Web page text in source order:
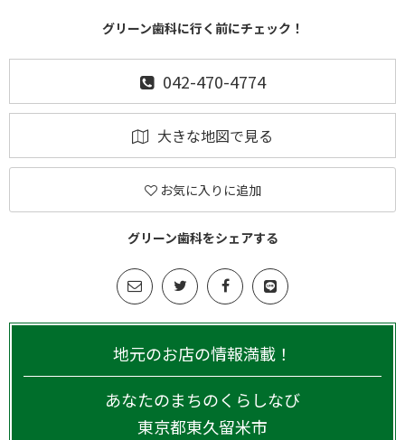
グリーン歯科に行く前にチェック！
042-470-4774
大きな地図で見る
お気に入りに追加
グリーン歯科をシェアする
地元のお店の情報満載！
あなたのまちのくらしなび
東京都東久留米市